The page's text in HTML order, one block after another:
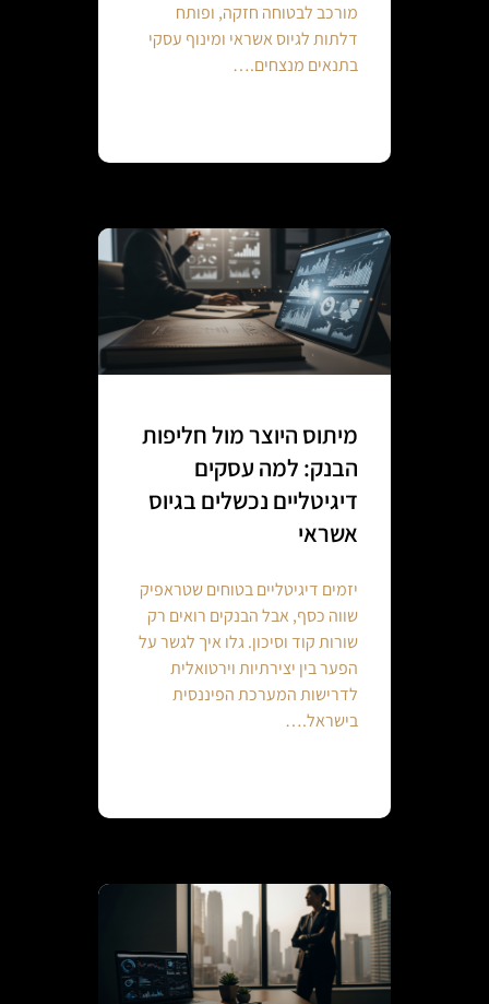
מורכב לבטוחה חזקה, ופותח
דלתות לגיוס אשראי ומינוף עסקי
בתנאים מנצחים.…
מיתוס היוצר מול חליפות
הבנק: למה עסקים
דיגיטליים נכשלים בגיוס
אשראי
יזמים דיגיטליים בטוחים שטראפיק
שווה כסף, אבל הבנקים רואים רק
שורות קוד וסיכון. גלו איך לגשר על
הפער בין יצירתיות וירטואלית
לדרישות המערכת הפיננסית
בישראל.…